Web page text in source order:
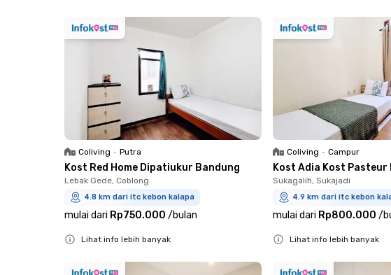
Coliving • Putra
Kost Red Home Dipatiukur Bandung
Lebak Gede, Coblong
4.8 km dari itc kebon kalapa
mulai dari Rp750.000 /bulan
Lihat info lebih banyak
Coliving • Campur
Kost Adia Kost Pasteur
Sukagalih, Sukajadi
4.9 km dari itc kebon
mulai dari Rp800.000 /
Lihat info lebih banyak